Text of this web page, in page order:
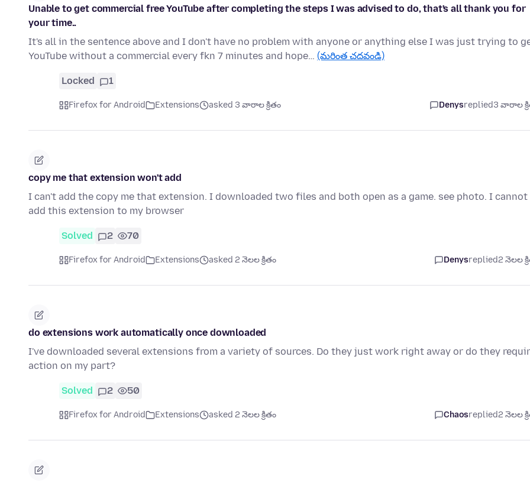
Unable to get commercial free YouTube after completing the steps I was advised to do, that's all thank you for
your time..
It's all in the sentence above and I don't have no problem with anyone or anything else I was just trying to
YouTube without a commercial every fkn 7 minutes and hope… (మరింత చదవండి)
Locked 1
Firefox for Android Extensions asked 3 వారాల క్రితం Denysreplied3 వారాల
copy me that extension won't add
I can't add the copy me that extension. I downloaded two files and both open as a game. see photo. I cannot
add this extension to my browser
Solved 2 70
Firefox for Android Extensions asked 2 నెలల క్రితం Denysreplied2 నెలల
do extensions work automatically once downloaded
I've downloaded several extensions from a variety of sources. Do they just work right away or do they
action on my part?
Solved 2 50
Firefox for Android Extensions asked 2 నెలల క్రితం Chaosreplied2 నెలల